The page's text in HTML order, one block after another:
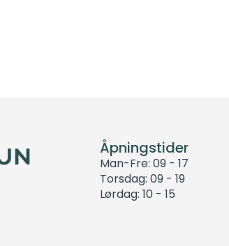
Åpningstider
Man-Fre: 09 - 17
Torsdag: 09 - 19
Lørdag: 10 - 15